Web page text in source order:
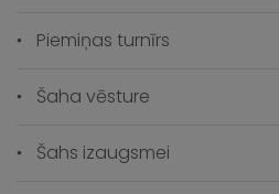
Piemiņas turnīrs
Šaha vēsture
Šahs izaugsmei